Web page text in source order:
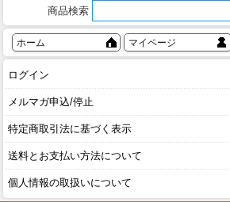
商品検索
ホーム マイページ
ログイン
メルマガ申込/停止
特定商取引法に基づく表示
送料とお支払い方法について
個人情報の取扱いについて